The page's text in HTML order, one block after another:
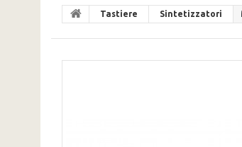
Tastiere Sintetizzatori